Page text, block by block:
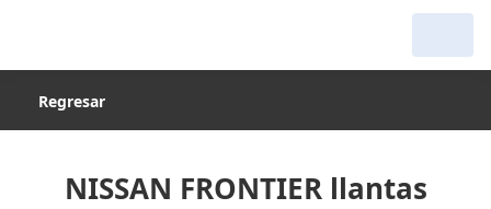
Regresar
NISSAN FRONTIER llantas